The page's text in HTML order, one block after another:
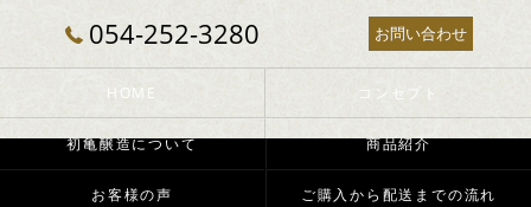
054-252-3280 お問い合わせ
HOME コンセプト
初亀醸造について 商品紹介
お客様の声 ご購入から配送までの流れ